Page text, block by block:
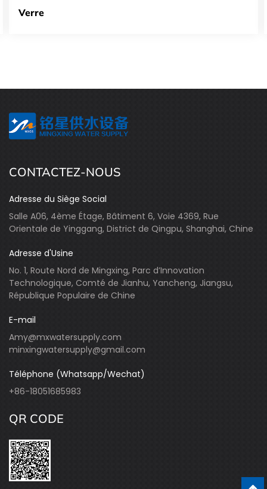
CONTACTEZ-NOUS
Adresse du Siège Social
Salle A06, 4ème Étage, Bâtiment 6, Voie 4369, Rue
Orientale de Yinggang, District de Qingpu, Shanghai, Chine
Adresse d'Usine
No. 1, Route Nord de Mingxing, Parc d’Innovation
Technologique, Comté de Jianhu, Yancheng, Jiangsu,
République Populaire de Chine
E-mail
Amy@mxwatersupply.com
minxingwatersupply@gmail.com
Téléphone (Whatsapp/Wechat)
+86-18051685983
QR CODE